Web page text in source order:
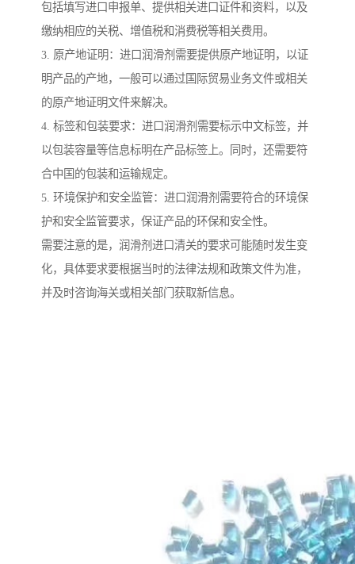
包括填写进口申报单、提供相关进口证件和资料，以及
缴纳相应的关税、增值税和消费税等相关费用。
3. 原产地证明：进口润滑剂需要提供原产地证明，以证
明产品的产地，一般可以通过国际贸易业务文件或相关
的原产地证明文件来解决。
4. 标签和包装要求：进口润滑剂需要标示中文标签，并
以包装容量等信息标明在产品标签上。同时，还需要符
合中国的包装和运输规定。
5. 环境保护和安全监管：进口润滑剂需要符合的环境保
护和安全监管要求，保证产品的环保和安全性。
需要注意的是，润滑剂进口清关的要求可能随时发生变
化，具体要求要根据当时的法律法规和政策文件为准，
并及时咨询海关或相关部门获取新信息。